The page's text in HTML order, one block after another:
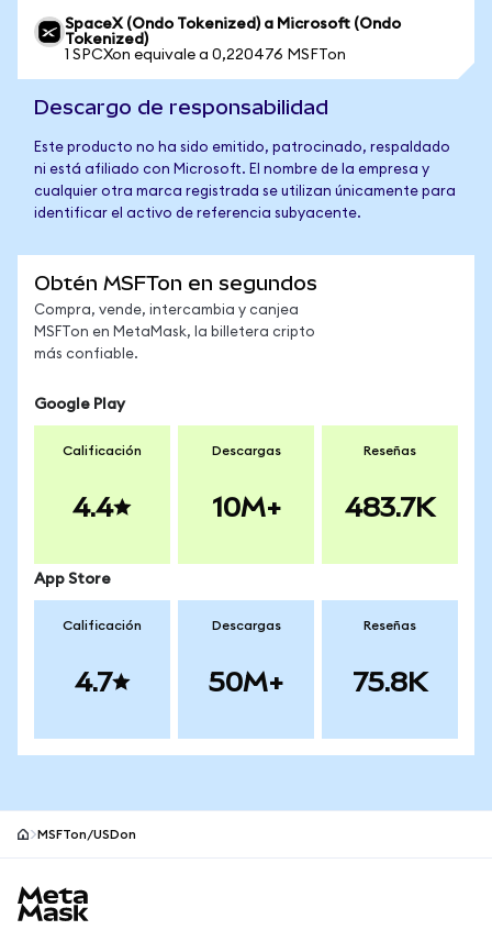
SpaceX (Ondo Tokenized) a Microsoft (Ondo
Tokenized)
1 SPCXon equivale a 0,220476 MSFTon
Descargo de responsabilidad
Este producto no ha sido emitido, patrocinado, respaldado
ni está afiliado con Microsoft. El nombre de la empresa y
cualquier otra marca registrada se utilizan únicamente para
identificar el activo de referencia subyacente.
Obtén MSFTon en segundos
Compra, vende, intercambia y canjea
MSFTon en MetaMask, la billetera cripto
más confiable.
Google Play
Calificación
4.4
Descargas
10M+
Reseñas
483.7K
App Store
Calificación
4.7
Descargas
50M+
Reseñas
75.8K
MSFTon/USDon